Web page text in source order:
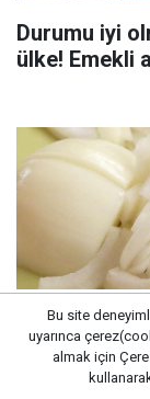
Durumu iyi
ülke! Emekli
Bu site
uyarınca
almak için